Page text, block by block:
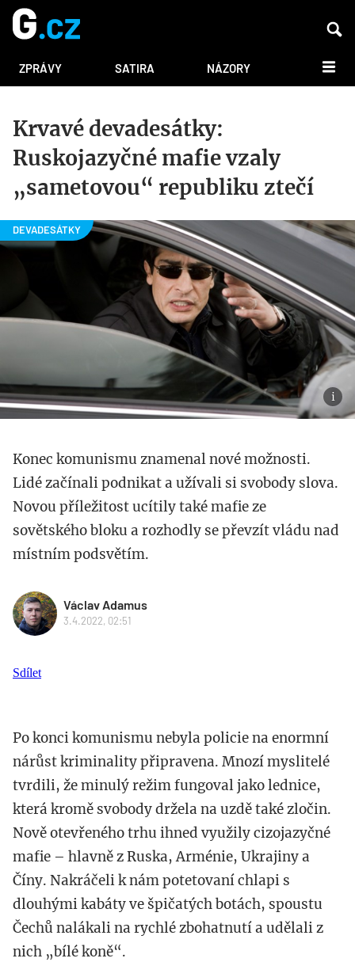
ZPRÁVY SATIRA NÁZORY DALŠÍ
Krvavé devadesátky:
Ruskojazyčné mafie vzaly
„sametovou“ republiku ztečí
Konec komunismu znamenal nové možnosti.
Lidé začínali podnikat a užívali si svobody slova.
Novou příležitost ucítily také mafie ze
sovětského bloku a rozhodly se převzít vládu nad
místním podsvětím.
Václav Adamus
3.4.2022, 02:51
Sdílet
Po konci komunismu nebyla policie na enormní
nárůst kriminality připravena. Mnozí myslitelé
tvrdili, že minulý režim fungoval jako lednice,
která kromě svobody držela na uzdě také zločin.
Nově otevřeného trhu ihned využily cizojazyčné
mafie – hlavně z Ruska, Arménie, Ukrajiny a
Číny. Nakráčeli k nám potetovaní chlapi s
dlouhými kabáty ve špičatých botách, spoustu
Čechů nalákali na rychlé zbohatnutí a udělali z
nich „bílé koně“.